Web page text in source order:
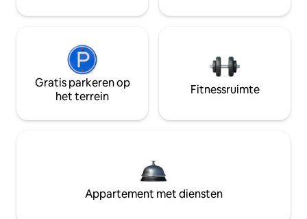
Gratis parkeren op
het terrein
Fitnessruimte
Appartement met diensten